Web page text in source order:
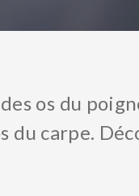
os du
du carpe.